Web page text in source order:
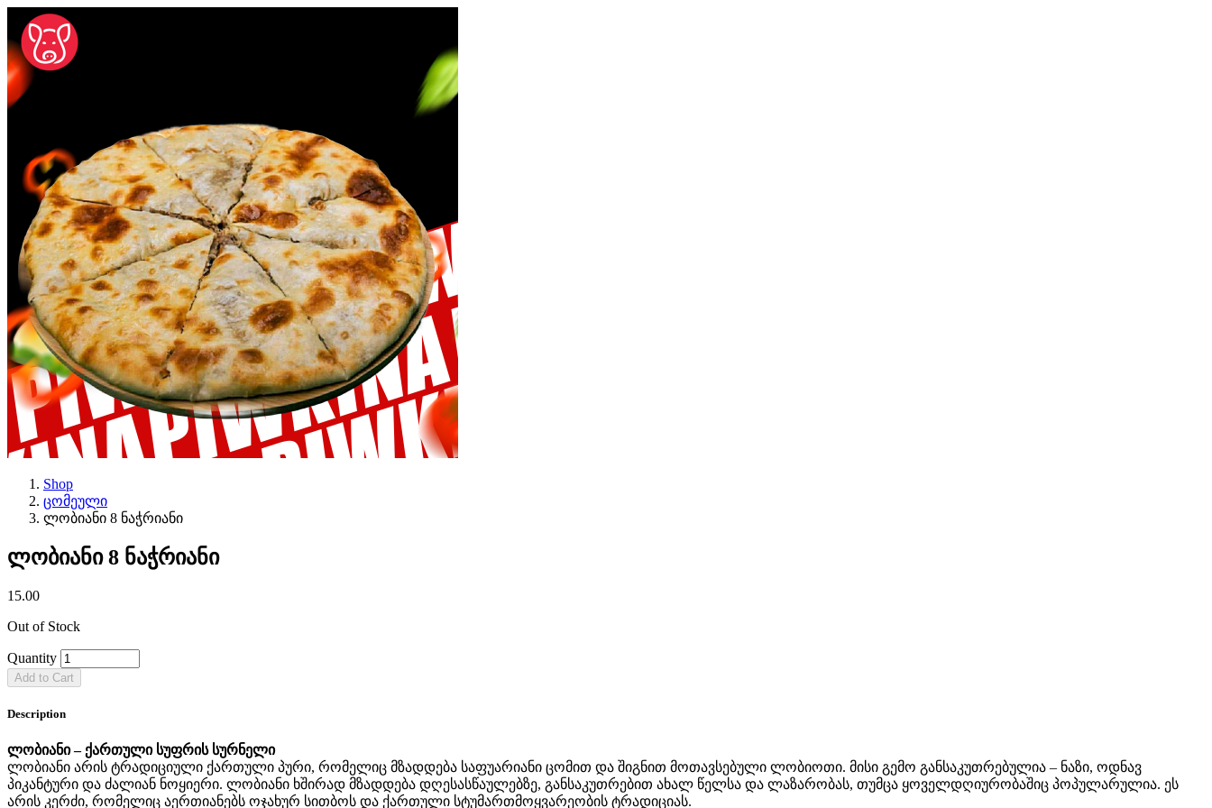
Shop
ცომეული
ლობიანი 8 ნაჭრიანი
ლობიანი 8 ნაჭრიანი
15.00
Out of Stock
Quantity
Add to Cart
Description
ლობიანი – ქართული სუფრის სურნელი
ლობიანი არის ტრადიციული ქართული პური, რომელიც მზადდება საფუარიანი ცომით და შიგნით მოთავსებული ლობიოთი. მისი გემო განსაკუთრებულია – ნაზი, ოდნავ
პიკანტური და ძალიან ნოყიერი. ლობიანი ხშირად მზადდება დღესასწაულებზე, განსაკუთრებით ახალ წელსა და ლაზარობას, თუმცა ყოველდღიურობაშიც პოპულარულია. ეს
არის კერძი, რომელიც აერთიანებს ოჯახურ სითბოს და ქართული სტუმართმოყვარეობის ტრადიციას.